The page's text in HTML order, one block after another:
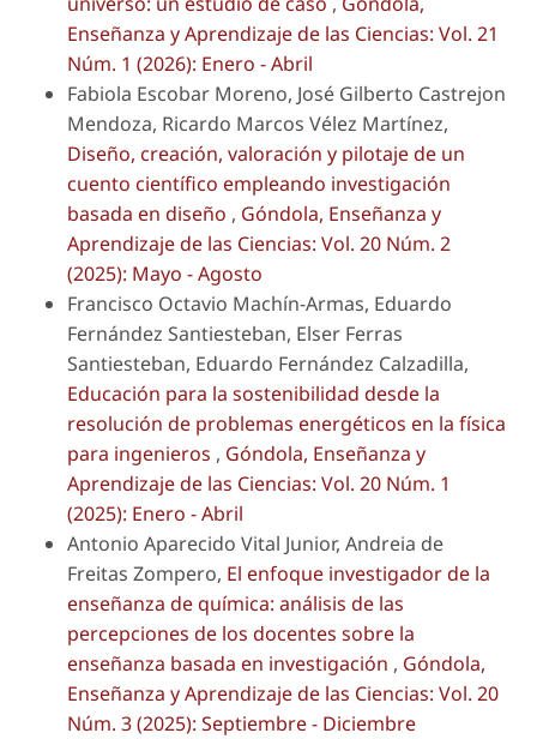
Enseñanza y Aprendizaje de las Ciencias: Vol. 21
Núm. 1 (2026): Enero - Abril
Fabiola Escobar Moreno, José Gilberto Castrejon
Mendoza, Ricardo Marcos Vélez Martínez,
Diseño, creación, valoración y pilotaje de un
cuento científico empleando investigación
basada en diseño , Góndola, Enseñanza y
Aprendizaje de las Ciencias: Vol. 20 Núm. 2
(2025): Mayo - Agosto
Francisco Octavio Machín-Armas, Eduardo
Fernández Santiesteban, Elser Ferras
Santiesteban, Eduardo Fernández Calzadilla,
Educación para la sostenibilidad desde la
resolución de problemas energéticos en la física
para ingenieros , Góndola, Enseñanza y
Aprendizaje de las Ciencias: Vol. 20 Núm. 1
(2025): Enero - Abril
Antonio Aparecido Vital Junior, Andreia de
Freitas Zompero, El enfoque investigador de la
enseñanza de química: análisis de las
percepciones de los docentes sobre la
enseñanza basada en investigación , Góndola,
Enseñanza y Aprendizaje de las Ciencias: Vol. 20
Núm. 3 (2025): Septiembre - Diciembre